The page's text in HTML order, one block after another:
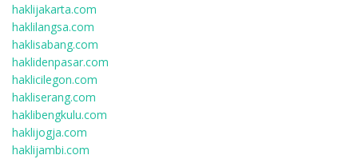
haklijakarta.com
haklilangsa.com
haklisabang.com
haklidenpasar.com
haklicilegon.com
hakliserang.com
haklibengkulu.com
haklijogja.com
haklijambi.com